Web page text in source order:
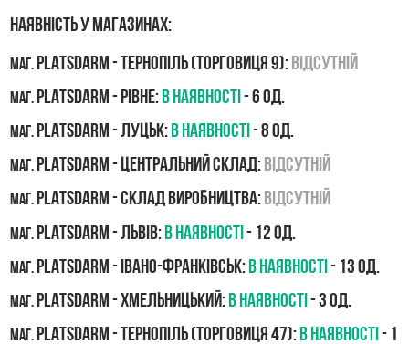
Наявність у магазинах:
маг.PLATSDARM - Тернопіль (Торговиця 9):Відсутній
маг.PLATSDARM - Рівне:В наявності- 6 од.
маг.PLATSDARM - Луцьк:В наявності- 8 од.
маг.PLATSDARM - Центральний склад:Відсутній
маг.PLATSDARM - Склад виробництва:Відсутній
маг.PLATSDARM - Львів:В наявності- 12 од.
маг.PLATSDARM - Івано-Франківськ:В наявності- 13 од.
маг.PLATSDARM - Хмельницький:В наявності- 3 од.
маг.PLATSDARM - Тернопіль (Торговиця 47):В наявності- 1